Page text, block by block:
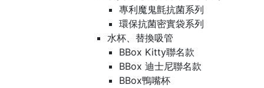
專利魔鬼氈抗菌系列
環保抗菌密實袋系列
水杯、替換吸管
BBox Kitty聯名款
BBox 迪士尼聯名款
BBox鴨嘴杯